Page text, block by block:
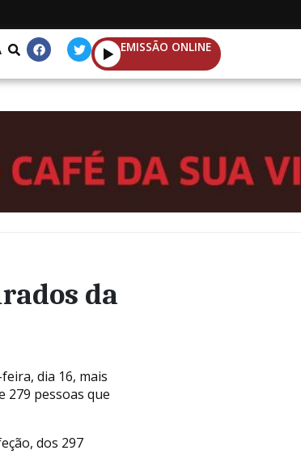
EMISSÃO ONLINE
da
dia 16, mais
279 pessoas que
dos 297